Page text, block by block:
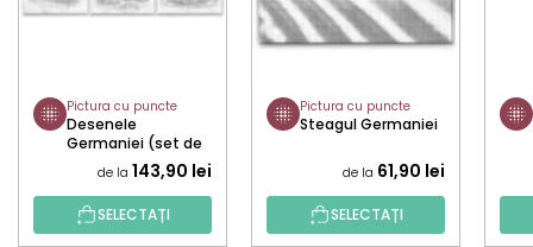
Pictura cu puncte
Desenele
Germaniei (set de
de la 143,90 lei
SELECTAȚI
Pictura cu puncte
Steagul Germaniei
de la 61,90 lei
SELECTAȚI